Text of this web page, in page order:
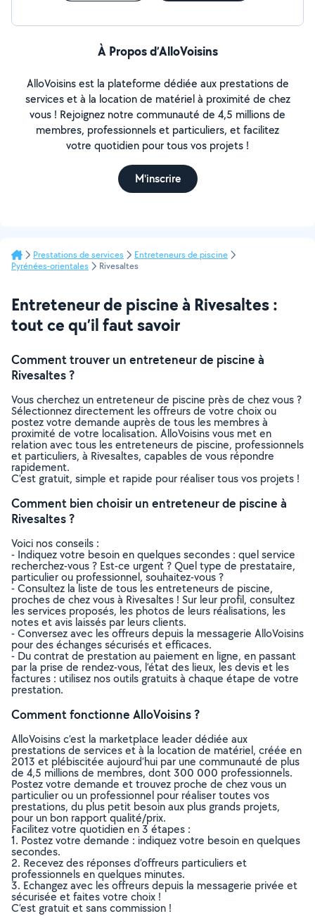
À Propos d’AlloVoisins
AlloVoisins est la plateforme dédiée aux prestations de
services et à la location de matériel à proximité de chez
vous ! Rejoignez notre communauté de 4,5 millions de
membres, professionnels et particuliers, et facilitez
votre quotidien pour tous vos projets !
M'inscrire
Prestations de services
Entreteneurs de piscine
Pyrénées-orientales
Rivesaltes
Entreteneur de piscine à Rivesaltes :
tout ce qu’il faut savoir
Comment trouver un entreteneur de piscine à
Rivesaltes ?
Vous cherchez un entreteneur de piscine près de chez vous ?
Sélectionnez directement les offreurs de votre choix ou
postez votre demande auprès de tous les membres à
proximité de votre localisation. AlloVoisins vous met en
relation avec tous les entreteneurs de piscine, professionnels
et particuliers, à Rivesaltes, capables de vous répondre
rapidement.
C’est gratuit, simple et rapide pour réaliser tous vos projets !
Comment bien choisir un entreteneur de piscine à
Rivesaltes ?
Voici nos conseils :
- Indiquez votre besoin en quelques secondes : quel service
recherchez-vous ? Est-ce urgent ? Quel type de prestataire,
particulier ou professionnel, souhaitez-vous ?
- Consultez la liste de tous les entreteneurs de piscine,
proches de chez vous à Rivesaltes ! Sur leur profil, consultez
les services proposés, les photos de leurs réalisations, les
notes et avis laissés par leurs clients.
- Conversez avec les offreurs depuis la messagerie AlloVoisins
pour des échanges sécurisés et efficaces.
- Du contrat de prestation au paiement en ligne, en passant
par la prise de rendez-vous, l’état des lieux, les devis et les
factures : utilisez nos outils gratuits à chaque étape de votre
prestation.
Comment fonctionne AlloVoisins ?
AlloVoisins c’est la marketplace leader dédiée aux
prestations de services et à la location de matériel, créée en
2013 et plébiscitée aujourd’hui par une communauté de plus
de 4,5 millions de membres, dont 300 000 professionnels.
Postez votre demande et trouvez proche de chez vous un
particulier ou un professionnel pour réaliser toutes vos
prestations, du plus petit besoin aux plus grands projets,
pour un bon rapport qualité/prix.
Facilitez votre quotidien en 3 étapes :
1. Postez votre demande : indiquez votre besoin en quelques
secondes.
2. Recevez des réponses d’offreurs particuliers et
professionnels en quelques minutes.
3. Echangez avec les offreurs depuis la messagerie privée et
sécurisée et faites votre choix !
C’est gratuit et sans commission !